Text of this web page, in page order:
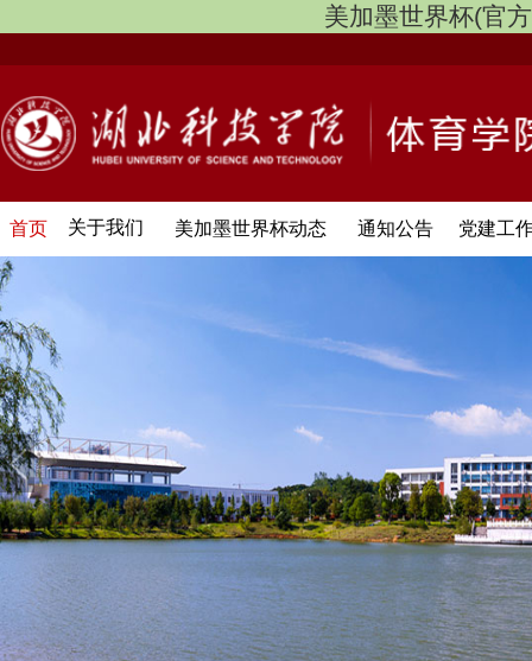
美加墨世界杯(官
首页 关于我们 美加墨世界杯动态 通知公告 党建工